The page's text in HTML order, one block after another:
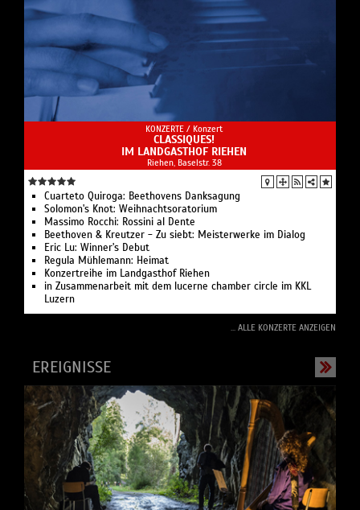
KONZERTE / Konzert
CLASSIQUES!
IM LANDGASTHOF RIEHEN
Riehen, Baselstr. 38
Cuarteto Quiroga: Beethovens Danksagung
Solomon's Knot: Weihnachtsoratorium
Massimo Rocchi: Rossini al Dente
Beethoven & Kreutzer - Zu siebt: Meisterwerke im Dialog
Eric Lu: Winner's Debut
Regula Mühlemann: Heimat
Konzertreihe im Landgasthof Riehen
in Zusammenarbeit mit dem lucerne chamber circle im KKL
Luzern
... ALLE KONZERTE ANZEIGEN
EREIGNISSE